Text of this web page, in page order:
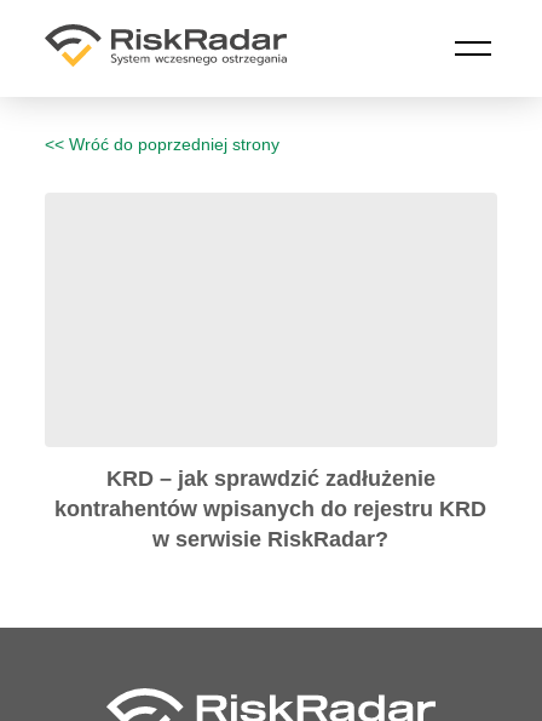
Przejdź do treści głównej
<< Wróć do poprzedniej strony
KRD – jak sprawdzić zadłużenie
kontrahentów wpisanych do rejestru KRD
w serwisie RiskRadar?